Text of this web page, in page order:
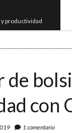
productividad
de
con
1 comentario